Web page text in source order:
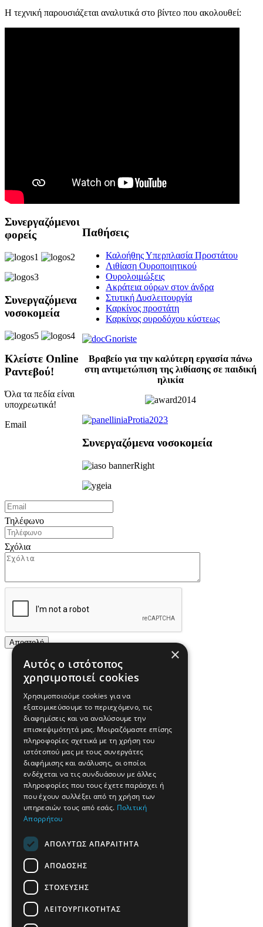
Η τεχνική παρουσιάζεται αναλυτικά στο βίντεο που ακολουθεί:
Παθήσεις
Καλοήθης Υπερπλασία Προστάτου
Λιθίαση Ουροποιητικού
Ουρολοιμώξεις
Ακράτεια ούρων στον άνδρα
Στυτική Δυσλειτουργία
Καρκίνος προστάτη
Καρκίνος ουροδόχου κύστεως
Βραβείο για την καλύτερη εργασία πάνω
στη αντιμετώπιση της λιθίασης σε παιδική
ηλικία
Συνεργαζόμενα νοσοκομεία
Συνεργαζόμενοι
φορείς
Συνεργαζόμενα
νοσοκομεία
Κλείστε Online
Ραντεβού!
Όλα τα πεδία είναι
υποχρεωτικά!
Email
Τηλέφωνο
Σχόλια
×
Αυτός ο ιστότοπος
χρησιμοποιεί cookies
Χρησιμοποιούμε cookies για να
εξατομικεύσουμε το περιεχόμενο, τις
διαφημίσεις και να αναλύσουμε την
επισκεψιμότητά μας. Μοιραζόμαστε επίσης
πληροφορίες σχετικά με τη χρήση του
ιστότοπού μας με τους συνεργάτες
διαφήμισης και ανάλυσης, οι οποίοι
ενδέχεται να τις συνδυάσουν με άλλες
πληροφορίες που τους έχετε παράσχει ή
που έχουν συλλέξει από τη χρήση των
υπηρεσιών τους από εσάς. Πολιτική
Απορρήτου
ΑΠΟΛΎΤΩΣ ΑΠΑΡΑΊΤΗΤΑ
ΑΠΌΔΟΣΗΣ
ΣΤΌΧΕΥΣΗΣ
ΛΕΙΤΟΥΡΓΙΚΌΤΗΤΑΣ